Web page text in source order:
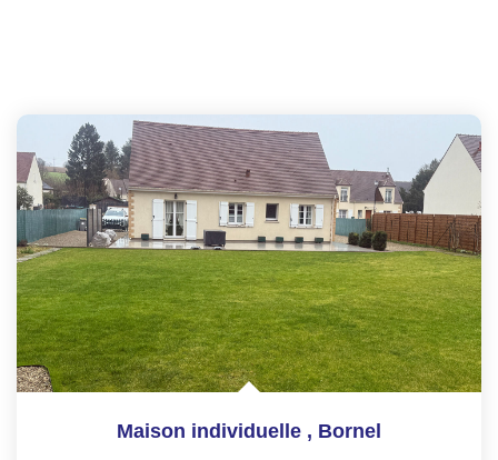
Maison individuelle , Bornel